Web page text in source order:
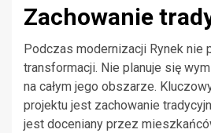
Zachowanie
Podczas modernizacji Rynek nie
transformacji. Nie planuje się
na całym jego obszarze.
projektu jest zachowanie
jest doceniany przez